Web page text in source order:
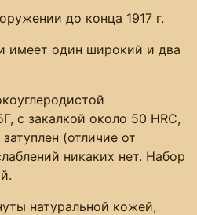
до конца 1917 г.
имеет один широкий и два
с закалкой около 50 HRC,
(отличие от
никаких нет. Набор
натуральной кожей,